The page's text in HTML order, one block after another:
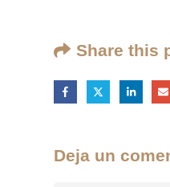
Share this
Deja un